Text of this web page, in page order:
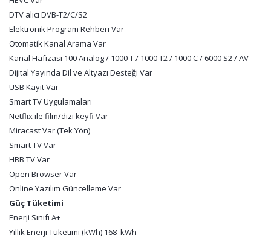
DTV alıcı DVB-T2/C/S2
Elektronik Program Rehberi Var
Otomatik Kanal Arama Var
Kanal Hafızası 100 Analog / 1000 T / 1000 T2 / 1000 C / 6000 S2 / AV
Dijital Yayında Dil ve Altyazı Desteği Var
USB Kayıt Var
Smart TV Uygulamaları
Netflix ile film/dizi keyfi Var
Miracast Var (Tek Yön)
Smart TV Var
HBB TV Var
Open Browser Var
Online Yazılım Güncelleme Var
Güç Tüketimi
Enerji Sınıfı A+
Yıllık Enerji Tüketimi (kWh) 168 kWh